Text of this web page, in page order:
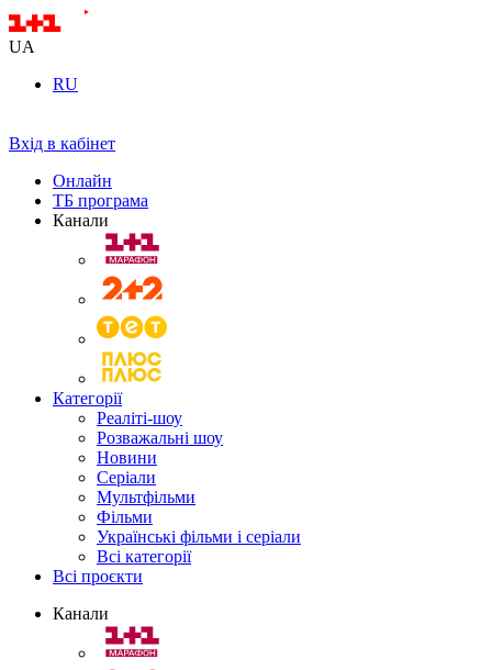
UA
RU
Вхід в кабінет
Онлайн
ТБ програма
Канали
Категорії
Реаліті-шоу
Розважальні шоу
Новини
Серіали
Мультфільми
Фільми
Українські фільми і серіали
Всі категорії
Всі проєкти
Канали